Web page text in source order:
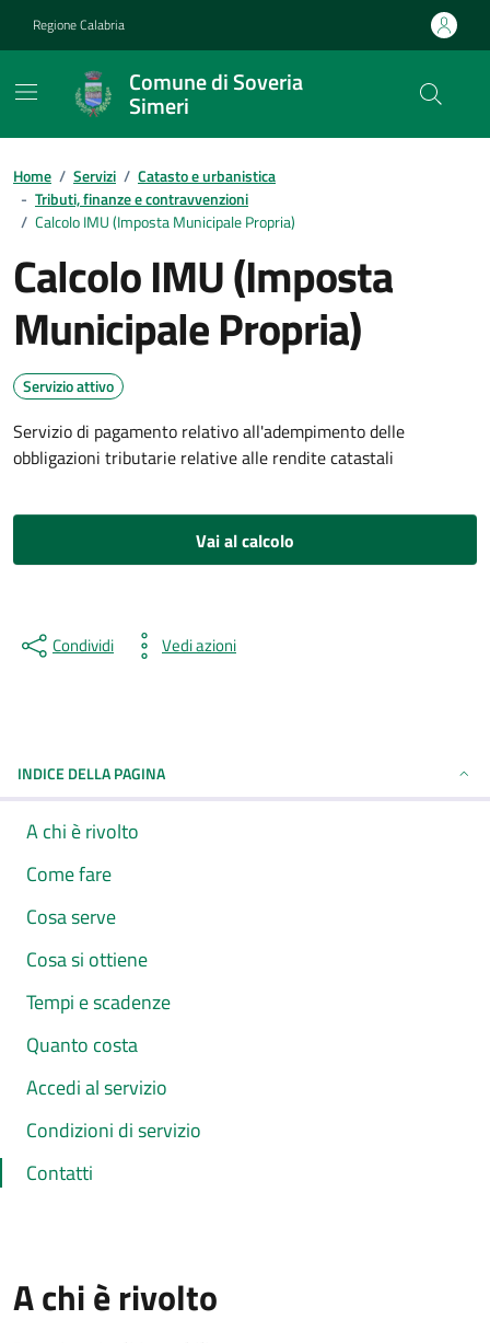
Regione Calabria
Comune di Soveria
Simeri
Home / Servizi / Catasto e urbanistica
- Tributi, finanze e contravvenzioni
/ Calcolo IMU (Imposta Municipale Propria)
Calcolo IMU (Imposta
Municipale Propria)
Servizio attivo
Servizio di pagamento relativo all'adempimento delle
obbligazioni tributarie relative alle rendite catastali
Vai al calcolo
Condividi Vedi azioni
INDICE DELLA PAGINA
A chi è rivolto
Come fare
Cosa serve
Cosa si ottiene
Tempi e scadenze
Quanto costa
Accedi al servizio
Condizioni di servizio
Contatti
A chi è rivolto